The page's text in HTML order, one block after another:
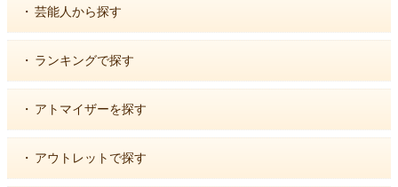
・ 芸能人から探す
・ ランキングで探す
・ アトマイザーを探す
・ アウトレットで探す